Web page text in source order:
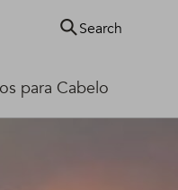
para Cabelo
Search